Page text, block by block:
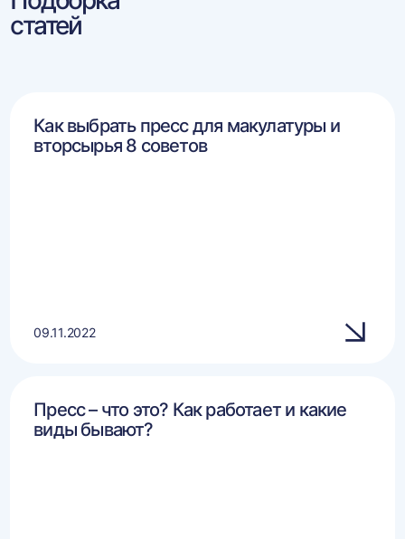
статей
Как выбрать пресс для макулатуры и
вторсырья 8 советов
09.11.2022
Пресс – что это? Как работает и какие
виды бывают?